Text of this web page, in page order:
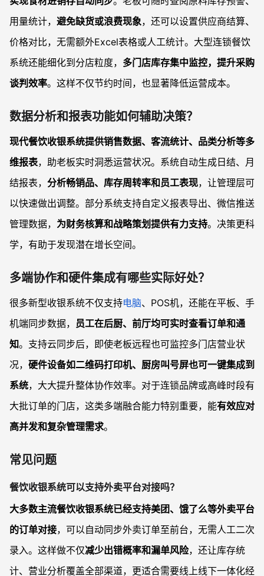
用量统计， 避免缺货或浪费现象，还可以设置供应商结算、
价格对比，无需额外Excel表格或人工统计。大型连锁餐饮
系统还能细化到分店粒度， 多门店库存集中监控，提升采购
谈判效率。这样不仅节约时间，也显著降低运营成本。
数据分析和报表功能如何辅助决策？
现代餐饮收银系统提供销售数据、客流统计、品类分析等多
维报表，助老板实时洞悉运营状况。系统自动生成日结、月
结报表， 分析畅销品、库存周转率和员工表现，让管理层可
以快速做出调整。部分系统支持自定义报表导出、微信推送
管理数据， 为财务核算和战略策划提供有力支持。决策更科
学，有助于发现潜在增长空间。
多端协作和硬件集成有哪些实际好处？
很多新型收银系统不仅支持电脑、POS机，还能在平板、手
机端同步数据， 员工在后厨、前厅均可实时查看订单和通
知。支持云同步后，即使老板远程也可监控多门店营业状
况， 硬件设备如二维码打印机、厨房叫号屏也可一键集成到
系统，大大提升整体协作效率。对于连锁品牌或高峰时段有
大批订单的门店，这类多端融合能力特别重要，能有效应对
高并发和复杂管理需求。
常见问题
餐饮收银系统可以支持外卖平台对接吗？
大多数主流餐饮收银系统已经支持美团、饿了么等外卖平台
的订单对接，可以自动同步外卖订单至前台，无需人工二次
录入。这样做不仅减少出错概率和漏单风险，还让库存统
计、营业分析覆盖全部渠道，更适合需要线上线下一体化经